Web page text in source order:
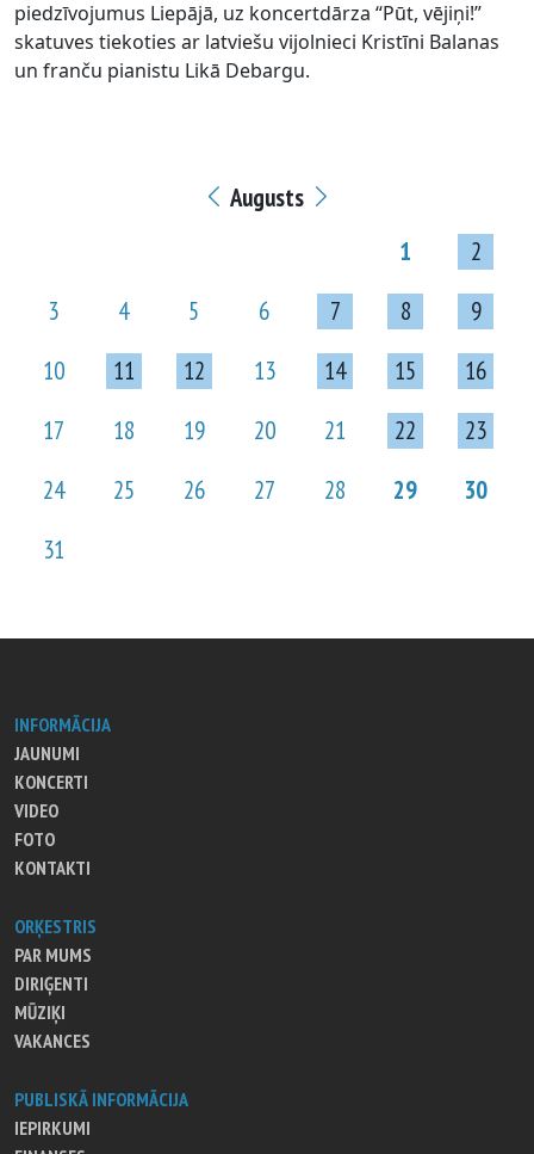
piedzīvojumus Liepājā, uz koncertdārza “Pūt, vējiņi!”
skatuves tiekoties ar latviešu vijolnieci Kristīni Balanas
un franču pianistu Likā Debargu.
Augusts
1
2
3
4 5 6 7 8
9
10
11 12 13 14 15
16
17
18 19 20 21 22
23
24
25 26 27 28 29
30
31
INFORMĀCIJA
JAUNUMI
KONCERTI
VIDEO
FOTO
KONTAKTI
ORĶESTRIS
PAR MUMS
DIRIĢENTI
MŪZIĶI
VAKANCES
PUBLISKĀ INFORMĀCIJA
IEPIRKUMI